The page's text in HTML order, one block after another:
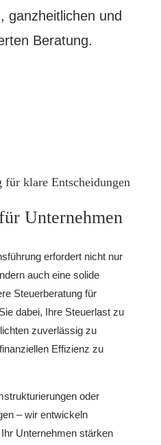
ganzheitlichen und
Beratung.
für klare Entscheidungen
Unternehmen
erfordert nicht nur
auch eine solide
Steuerberatung für
dabei, Ihre Steuerlast zu
zuverlässig zu
Effizienz zu
oder
– wir entwickeln
Unternehmen stärken